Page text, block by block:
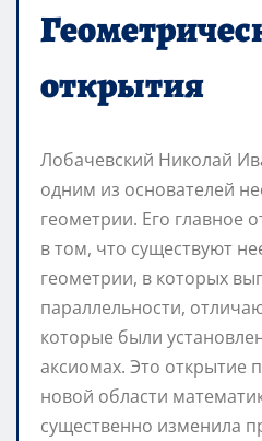
открытия
Лобачевский Николай
одним из основателей
геометрии. Его главное
в том, что существуют
геометрии, в которых
параллельности,
которые были
аксиомах. Это открытие
новой области
существенно изменила